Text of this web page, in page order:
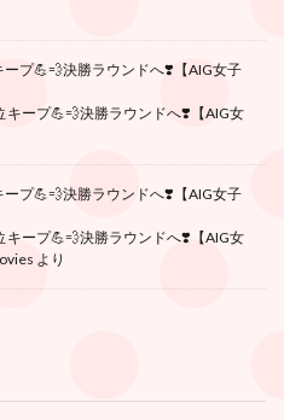
プ💪💨決勝ラウンドへ❣️【AIG女子
ープ💪💨決勝ラウンドへ❣️【AIG女
プ💪💨決勝ラウンドへ❣️【AIG女子
ープ💪💨決勝ラウンドへ❣️【AIG女
より